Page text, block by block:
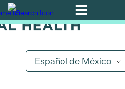
Español de México